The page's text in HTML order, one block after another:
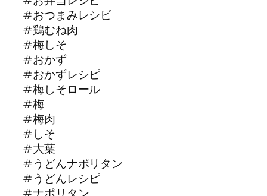
#おつまみレシピ
#鶏むね肉
#梅しそ
#おかず
#おかずレシピ
#梅しそロール
#梅
#梅肉
#しそ
#大葉
#うどんナポリタン
#うどんレシピ